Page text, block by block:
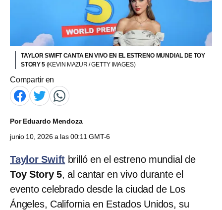
TAYLOR SWIFT CANTA EN VIVO EN EL ESTRENO MUNDIAL DE TOY
STORY 5 (KEVIN MAZUR / GETTY IMAGES)
Compartir en
PorEduardo Mendoza
junio 10, 2026 a las 00:11 GMT-6
Taylor Swift brilló en el estreno mundial de
Toy Story 5, al cantar en vivo durante el
evento celebrado desde la ciudad de Los
Ángeles, California en Estados Unidos, su